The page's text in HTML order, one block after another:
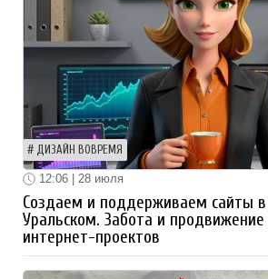
ДИЗАЙН ВОВРЕМЯ
12:06 | 28 июля
Создаем и поддерживаем сайты
Уральском. Забота и
интернет-проектов